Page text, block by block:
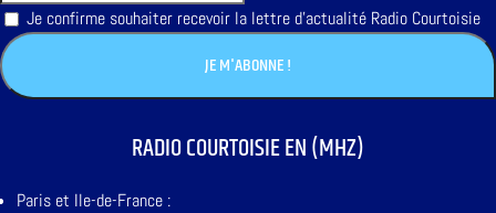
Je confirme souhaiter recevoir la lettre d'actualité Radio Courtoisie
RADIO COURTOISIE EN (MHZ)
Paris et Ile-de-France :